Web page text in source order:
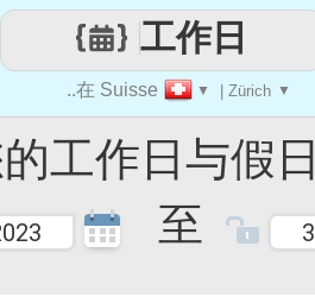
作日与假日
至
..在 Suisse ▼ | Zürich ▼
工作日